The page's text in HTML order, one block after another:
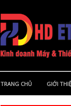
TRANG CHỦ GIỚI